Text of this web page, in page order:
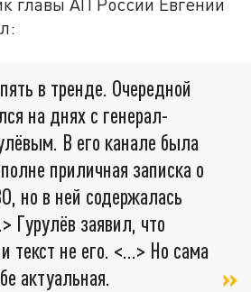
в тренде. Очередной
на днях с генерал-
В его канале была
приличная записка о
но в ней содержалась
Гурулёв заявил, что
текст не его. <…> Но сама
актуальная.